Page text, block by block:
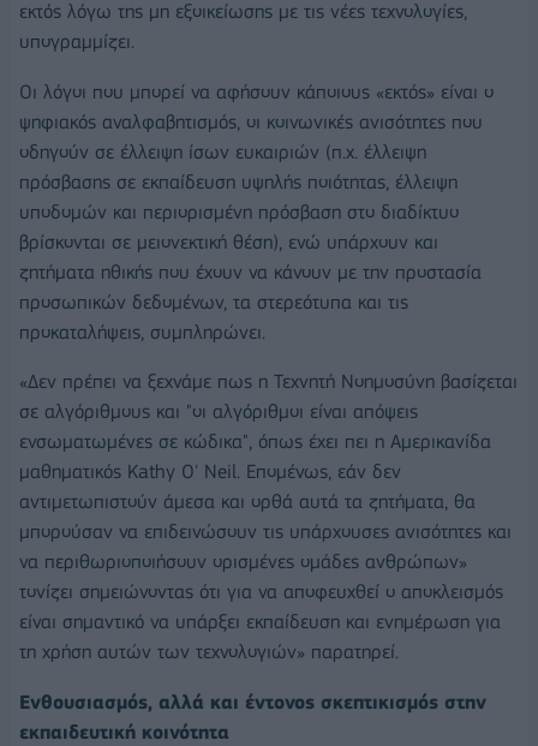
εκτός λόγω της μη εξοικείωσης με τις νέες τεχνολογίες,
υπογραμμίζει.
Οι λόγοι που μπορεί να αφήσουν κάποιους «εκτός» είναι ο
ψηφιακός αναλφαβητισμός, οι κοινωνικές ανισότητες που
οδηγούν σε έλλειψη ίσων ευκαιριών (π.χ. έλλειψη
πρόσβασης σε εκπαίδευση υψηλής ποιότητας, έλλειψη
υποδομών και περιορισμένη πρόσβαση στο διαδίκτυο
βρίσκονται σε μειονεκτική θέση), ενώ υπάρχουν και
ζητήματα ηθικής που έχουν να κάνουν με την προστασία
προσωπικών δεδομένων, τα στερεότυπα και τις
προκαταλήψεις, συμπληρώνει.
«Δεν πρέπει να ξεχνάμε πως η Τεχνητή Νοημοσύνη βασίζεται
σε αλγόριθμους και "οι αλγόριθμοι είναι απόψεις
ενσωματωμένες σε κώδικα", όπως έχει πει η Αμερικανίδα
μαθηματικός Kathy O' Neil. Επομένως, εάν δεν
αντιμετωπιστούν άμεσα και ορθά αυτά τα ζητήματα, θα
μπορούσαν να επιδεινώσουν τις υπάρχουσες ανισότητες και
να περιθωριοποιήσουν ορισμένες ομάδες ανθρώπων»
τονίζει σημειώνοντας ότι για να αποφευχθεί ο αποκλεισμός
είναι σημαντικό να υπάρξει εκπαίδευση και ενημέρωση για
τη χρήση αυτών των τεχνολογιών» παρατηρεί.
Ενθουσιασμός, αλλά και έντονος σκεπτικισμός στην
εκπαιδευτική κοινότητα